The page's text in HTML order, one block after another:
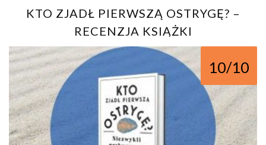
KTO ZJADŁ PIERWSZĄ OSTRYGĘ? –
RECENZJA KSIĄŻKI
10/10